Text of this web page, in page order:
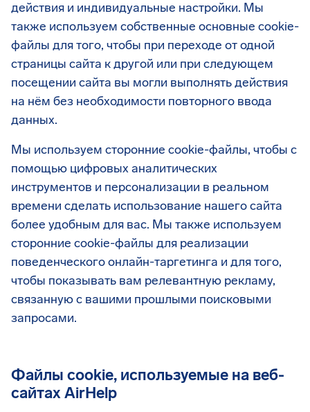
действия и индивидуальные настройки. Мы
также используем собственные основные cookie-
файлы для того, чтобы при переходе от одной
страницы сайта к другой или при следующем
посещении сайта вы могли выполнять действия
на нём без необходимости повторного ввода
данных.
Мы используем сторонние cookie-файлы, чтобы с
помощью цифровых аналитических
инструментов и персонализации в реальном
времени сделать использование нашего сайта
более удобным для вас. Мы также используем
сторонние cookie-файлы для реализации
поведенческого онлайн-таргетинга и для того,
чтобы показывать вам релевантную рекламу,
связанную с вашими прошлыми поисковыми
запросами.
Файлы cookie, используемые на веб-
сайтах AirHelp